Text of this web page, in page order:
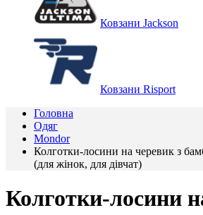
Ковзани Jackson
Ковзани Risport
Головна
Одяг
Mondor
Колготки-лосини на черевик з
(для жінок, для дівчат)
Колготки-лосини